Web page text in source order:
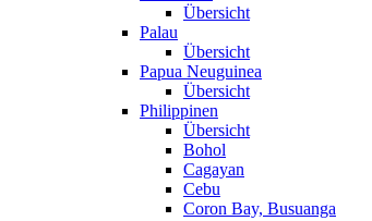
Übersicht
Palau
Übersicht
Papua Neuguinea
Übersicht
Philippinen
Übersicht
Bohol
Cagayan
Cebu
Coron Bay, Busuanga